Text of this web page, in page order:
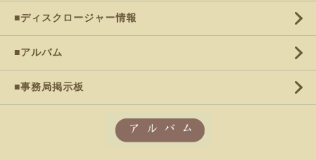
■ディスクロージャー情報
■アルバム
■事務局掲示板